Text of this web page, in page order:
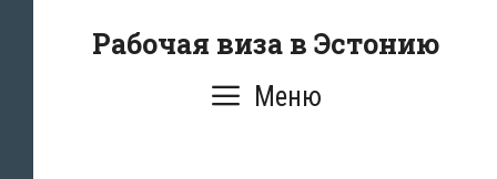
Рабочая виза в Эстонию
Меню